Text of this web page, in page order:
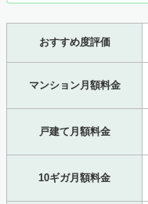
おすすめ度評価
マンション月額料金
戸建て月額料金
10ギガ月額料金